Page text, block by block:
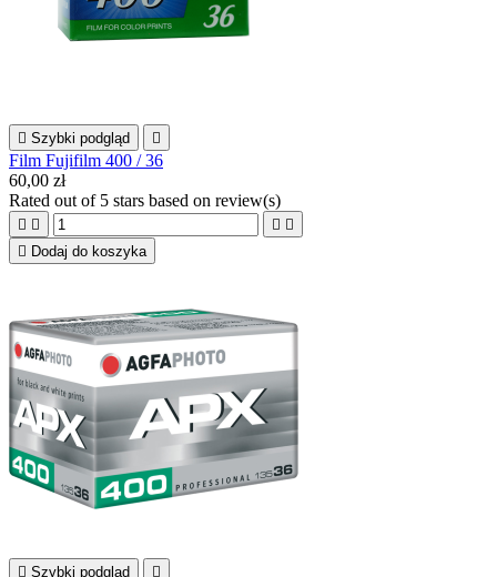
 Szybki podgląd 
Film Fujifilm 400 / 36
60,00 zł
Rated out of 5 stars based on review(s)
   
 Dodaj do koszyka
 Szybki podgląd 